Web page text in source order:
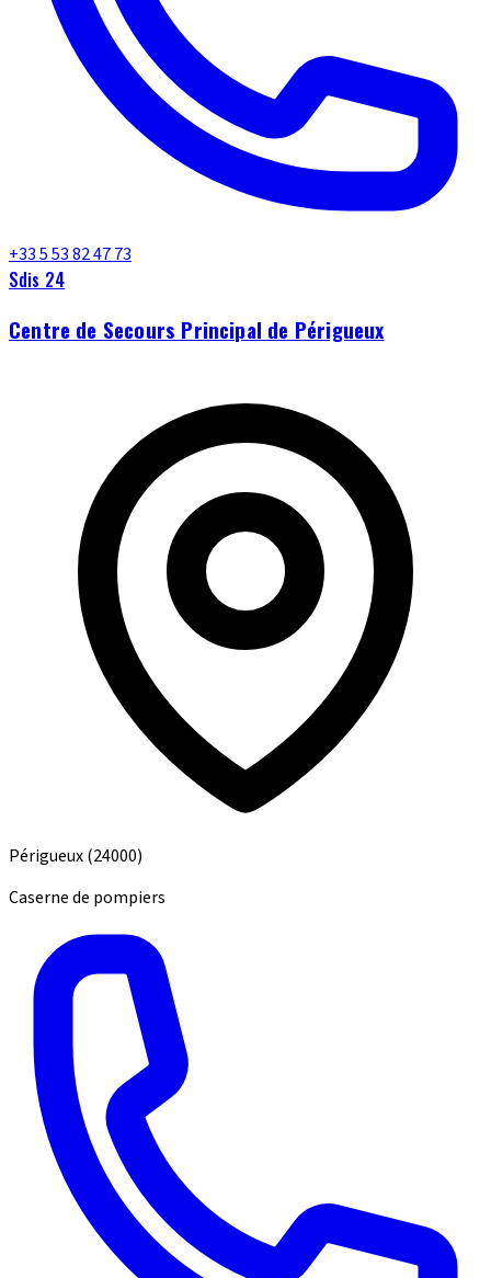
+33 5 53 82 47 73
Sdis 24
Centre de Secours Principal de Périgueux
Périgueux(24000)
Caserne de pompiers